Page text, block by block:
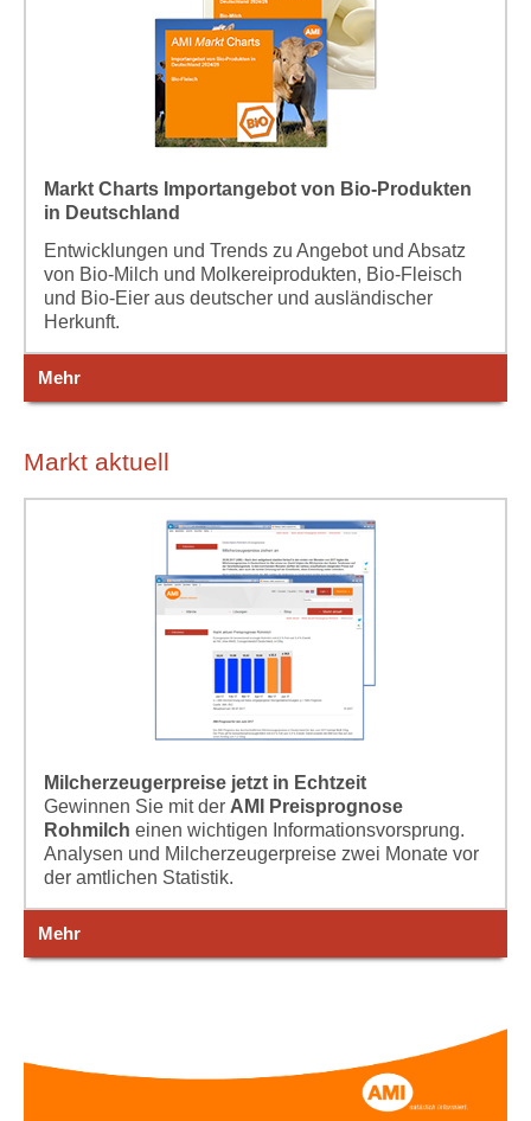
Markt Charts Importangebot von Bio-Produkten
in Deutschland
Entwicklungen und Trends zu Angebot und Absatz
von Bio-Milch und Molkereiprodukten, Bio-Fleisch
und Bio-Eier aus deutscher und ausländischer
Herkunft.
Mehr
Markt aktuell
Milcherzeugerpreise jetzt in Echtzeit
Gewinnen Sie mit der AMI Preisprognose
Rohmilch einen wichtigen Informationsvorsprung.
Analysen und Milcherzeugerpreise zwei Monate vor
der amtlichen Statistik.
Mehr